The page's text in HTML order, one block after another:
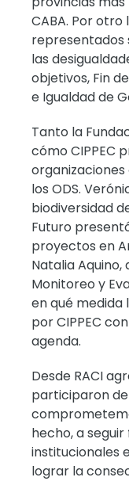
CABA. Por otro
representados
las
objetivos, Fin
e Igualdad de
Tanto la
cómo CIPPEC
los ODS.
biodiversidad
Futuro
proyectos en
Natalia
Monitoreo y
en qué
por CIPPEC
agenda.
Desde RACI
participaron
hecho, a
institucionales
lograr la